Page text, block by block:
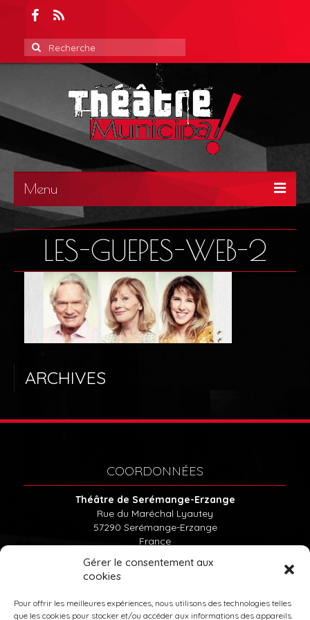
Gérer le consentement aux
cookies
Pour offrir les meilleures expériences, nous utilisons des technologies telles
que les cookies pour stocker et/ou accéder aux informations des appareils.
Rechercher
:
Menu
ACCUEIL
ACTUALITÉS
LE THÉÂTRE
LES-GUEPES-WEB-2
ARCHIVES
COORDONNÉES
Théâtre de Serémange-Erzange
Rue du Maréchal Lyautey
57290 Serémange-Erzange
France
INFOS PRATIQUES